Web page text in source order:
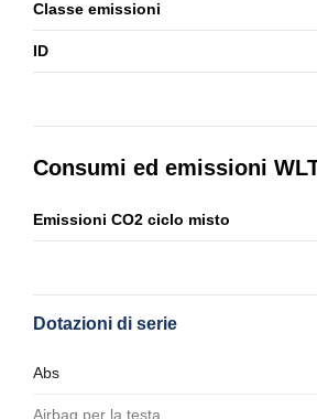
Classe emissioni
ID
Consumi ed emissioni
Emissioni CO2 ciclo misto
Dotazioni di serie
Abs
Airbag per la testa